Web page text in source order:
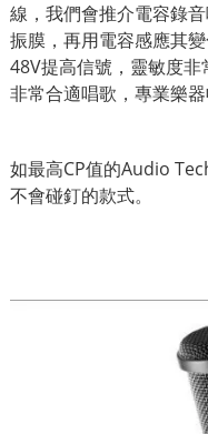
線，我們會推介電容錄
振膜，再用電容感應其
48V提高信號，靈敏度
非常合適唱歌，專業樂器
如最高CP值的Audio
不會碰釘的款式。